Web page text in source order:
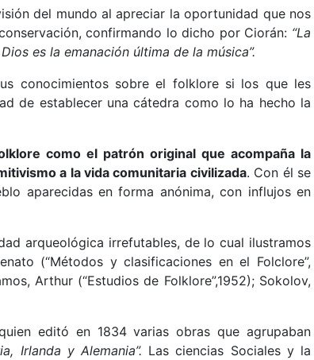
del mundo al apreciar la oportunidad que nos
confirmando lo dicho por Ciorán: “La
es la emanación última de la música”.
conocimientos sobre el folklore si los que les
de establecer una cátedra como lo ha hecho la
como el patrón original que acompaña la
a la vida comunitaria civilizada. Con él se
aparecidas en forma anónima, con influjos en
arqueológica irrefutables, de lo cual ilustramos
(“Métodos y clasificaciones en el Folclore”,
Arthur (“Estudios de Folklore”,1952); Sokolov,
editó en 1834 varias obras que agrupaban
Irlanda y Alemania”. Las ciencias Sociales y la